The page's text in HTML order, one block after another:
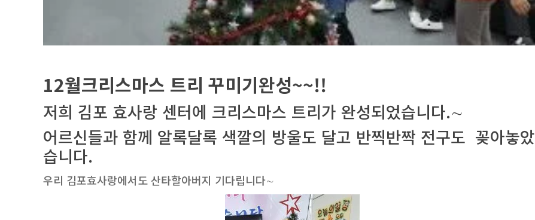
12월크리스마스 트리 꾸미기완성~~!!
저희 김포 효사랑 센터에 크리스마스 트리가 완성되었습니다.∼
어르신들과 함께 알록달록 색깔의 방울도 달고 반찍반짝 전구도 꽂아놓았
습니다.
우리 김포효사랑에서도 산타할아버지 기다립니다∼